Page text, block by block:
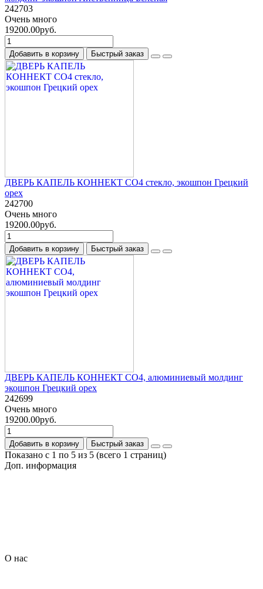
242703
Очень много
19200.00руб.
Добавить в корзину Быстрый заказ
ДВЕРЬ КАПЕЛЬ КОННЕКТ СО4 стекло, экошпон Грецкий
орех
242700
Очень много
19200.00руб.
Добавить в корзину Быстрый заказ
ДВЕРЬ КАПЕЛЬ КОННЕКТ СО4, алюминиевый молдинг
экошпон Грецкий орех
242699
Очень много
19200.00руб.
Добавить в корзину Быстрый заказ
Показано с 1 по 5 из 5 (всего 1 страниц)
Доп. информация
О нас